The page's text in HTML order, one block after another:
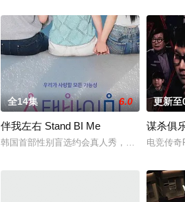
明年初开拍，并于下半年播出。
全14集 6.0
伴我左右 Stand BI Me
韩国首部性别盲选约会真人秀，展现多样爱情
更新至
谋杀俱
电竞传奇